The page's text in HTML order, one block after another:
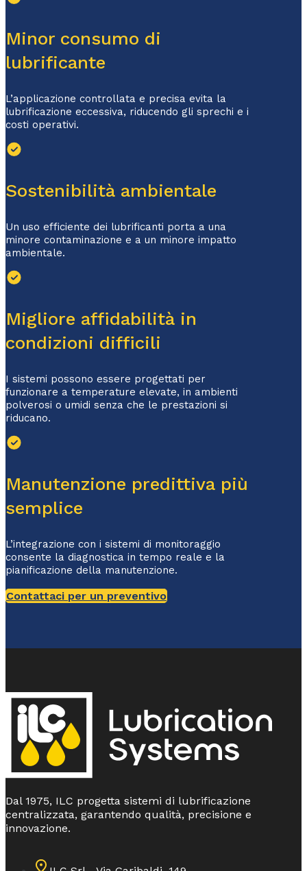
Minor consumo di
lubrificante
L’applicazione controllata e precisa evita la
lubrificazione eccessiva, riducendo gli sprechi e i
costi operativi.
Sostenibilità ambientale
Un uso efficiente dei lubrificanti porta a una
minore contaminazione e a un minore impatto
ambientale.
Migliore affidabilità in
condizioni difficili
I sistemi possono essere progettati per
funzionare a temperature elevate, in ambienti
polverosi o umidi senza che le prestazioni si
riducano.
Manutenzione predittiva più
semplice
L’integrazione con i sistemi di monitoraggio
consente la diagnostica in tempo reale e la
pianificazione della manutenzione.
Contattaci per un preventivo
Dal 1975, ILC progetta sistemi di lubrificazione
centralizzata, garantendo qualità, precisione e
innovazione.